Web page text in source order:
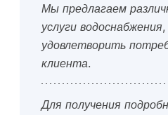
Мы предлагаем
услуги
удовлетворить
клиента.
Для получения